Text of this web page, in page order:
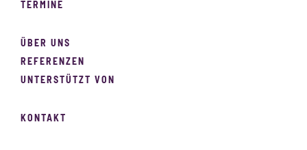
TERMINE
ÜBER UNS
REFERENZEN
UNTERSTÜTZT VON
KONTAKT